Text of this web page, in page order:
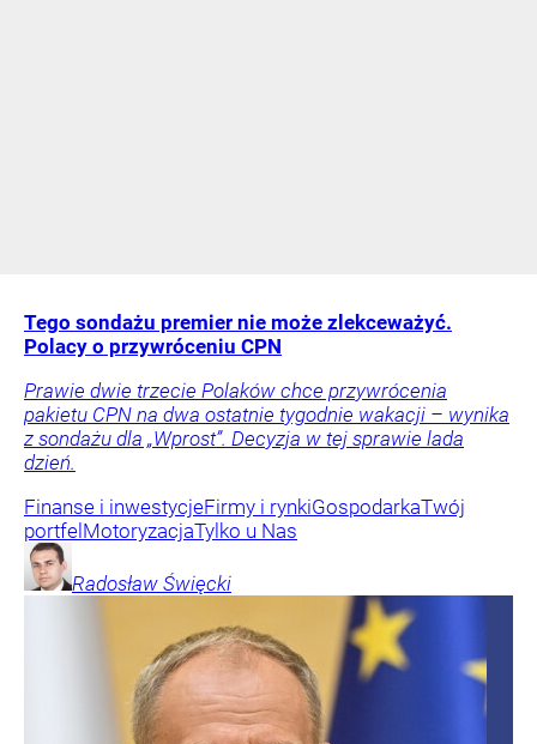
Tego sondażu premier nie może zlekceważyć.
Polacy o przywróceniu CPN
Prawie dwie trzecie Polaków chce przywrócenia
pakietu CPN na dwa ostatnie tygodnie wakacji – wynika
z sondażu dla „Wprost”. Decyzja w tej sprawie lada
dzień.
Finanse i inwestycjeFirmy i rynkiGospodarkaTwój
portfelMotoryzacjaTylko u Nas
Radosław Święcki